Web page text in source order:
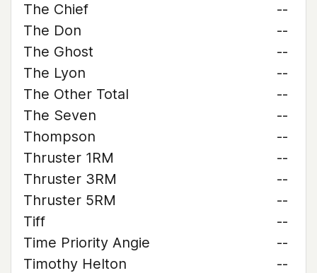
The Chief
--
The Don
--
The Ghost
--
The Lyon
--
The Other Total
--
The Seven
--
Thompson
--
Thruster 1RM
--
Thruster 3RM
--
Thruster 5RM
--
Tiff
--
Time Priority Angie
--
Timothy Helton
--